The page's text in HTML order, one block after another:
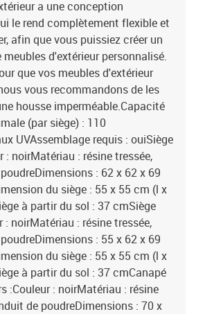
a une conception
le rend complètement flexible et
afin que vous puissiez créer un
d'extérieur personnalisé.
que vos meubles d'extérieur
vous recommandons de les
housse imperméable.Capacité
(par siège) : 110
UVAssemblage requis : ouiSiège
: noirMatériau : résine tressée,
: 62 x 62 x 69
du siège : 55 x 55 cm (l x
à partir du sol : 37 cmSiège
: noirMatériau : résine tressée,
: 55 x 62 x 69
du siège : 55 x 55 cm (l x
à partir du sol : 37 cmCanapé
:Couleur : noirMatériau : résine
de poudreDimensions : 70 x